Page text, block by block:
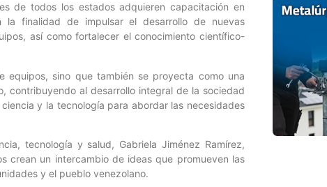
de todos los estados adquieren capacitación en
la finalidad de impulsar el desarrollo de nuevas
así como fortalecer el conocimiento científico-
equipos, sino que también se proyecta como una
contribuyendo al desarrollo integral de la sociedad
y la tecnología para abordar las necesidades
tecnología y salud, Gabriela Jiménez Ramírez,
crean un intercambio de ideas que promueven las
y el pueblo venezolano.